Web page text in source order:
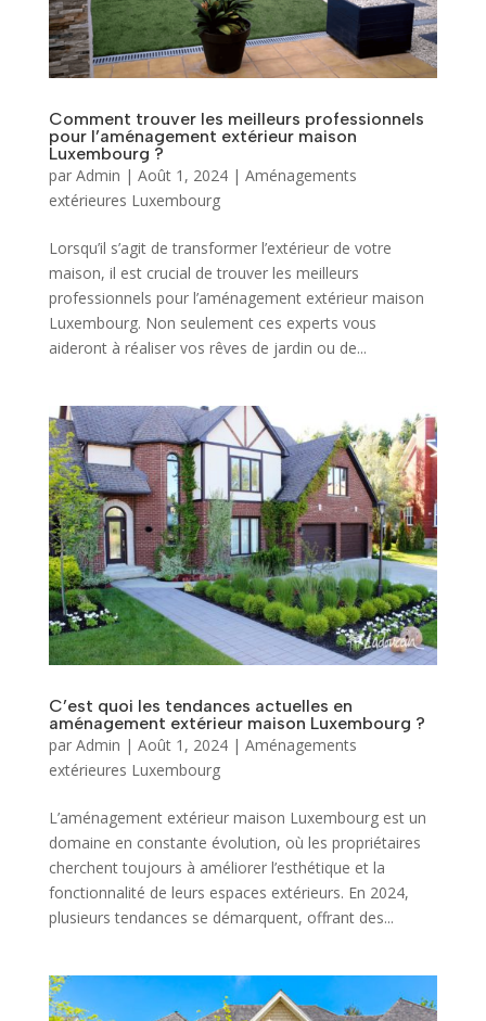
Comment trouver les meilleurs professionnels
pour l’aménagement extérieur maison
Luxembourg ?
par Admin | Août 1, 2024| Aménagements
extérieures Luxembourg
Lorsqu’il s’agit de transformer l’extérieur de votre
maison, il est crucial de trouver les meilleurs
professionnels pour l’aménagement extérieur maison
Luxembourg. Non seulement ces experts vous
aideront à réaliser vos rêves de jardin ou de...
C’est quoi les tendances actuelles en
aménagement extérieur maison Luxembourg ?
par Admin | Août 1, 2024| Aménagements
extérieures Luxembourg
L’aménagement extérieur maison Luxembourg est un
domaine en constante évolution, où les propriétaires
cherchent toujours à améliorer l’esthétique et la
fonctionnalité de leurs espaces extérieurs. En 2024,
plusieurs tendances se démarquent, offrant des...